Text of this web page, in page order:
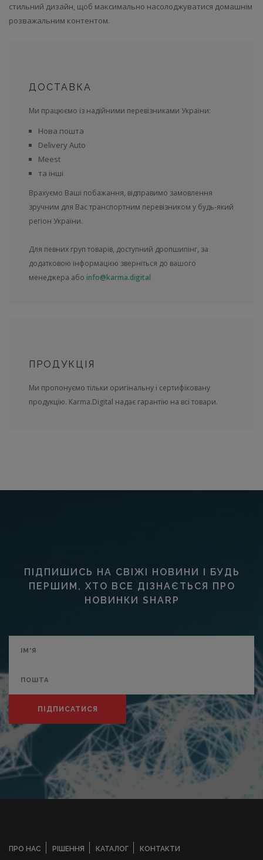
стильний дизайн, щоб максимально насолоджуватися домашнім
розважальним контентом.
ДОСТАВКА
Ми працюємо із надійними перевізниками України:
Нова пошта
Delivery Auto
Meest
та інші
Врахуємо Ваші побажання, відправимо замовлення
зручним для Вас транспортним перевізником у будь-який
регіон України.
Для певних груп товарів, доступний дропшипінг, за
додатковою інформацією зверніться до вашого
менеджера або info@karma.digital
ПРОДУКЦІЯ
Ми пропонуємо тільки оригінальну і сертифіковану
продукцію. Karma.Digital надає гарантію на всі товари.
ПІДПИШИСЬ НА СВІЖІ НОВИНИ І БУДЬ
ПЕРШИМ, ХТО ВСЕ ДІЗНАЄТЬСЯ ПРО
НОВИНКИ SHARP
ПІДПИСАТИСЯ
ПРО НАС РІШЕННЯ КАТАЛОГ КОНТАКТИ